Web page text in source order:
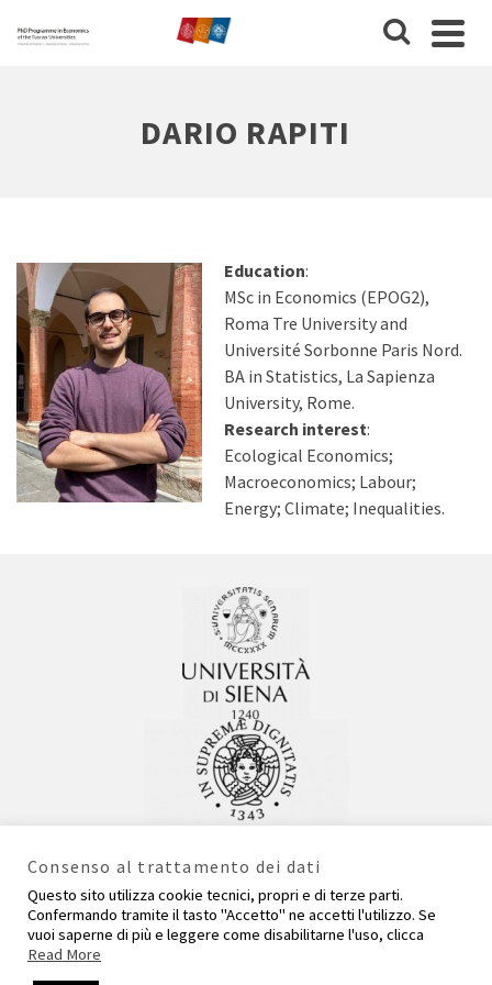
DARIO RAPITI
Education:
MSc in Economics (EPOG2),
Roma Tre University and
Université Sorbonne Paris Nord.
BA in Statistics, La Sapienza
University, Rome.
Research interest:
Ecological Economics;
Macroeconomics; Labour;
Energy; Climate; Inequalities.
Consenso al trattamento dei dati
Questo sito utilizza cookie tecnici, propri e di terze parti.
Confermando tramite il tasto "Accetto" ne accetti l'utilizzo. Se
vuoi saperne di più e leggere come disabilitarne l'uso, clicca
Read More